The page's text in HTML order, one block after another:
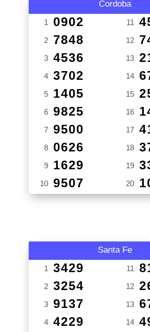
Cordoba
1 0902
2 7848
3 4536
4 3702
5 1405
6 9825
7 9500
8 0626
9 1629
10 9507
11
12
13
14
15
16
17
18
19
20
Santa Fe
1 3429
2 3254
3 9137
4 4229
11
12
13
14